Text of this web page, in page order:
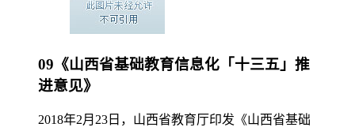
09《山西省基础教育信息化「十三五」推
进意见》
2018年2月23日，山西省教育厅印发《山西省基础